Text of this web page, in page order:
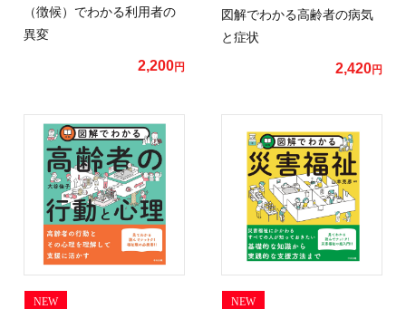
（徴候）でわかる利用者の
異変
2,200円
図解でわかる高齢者の病気
と症状
2,420円
NEW NEW